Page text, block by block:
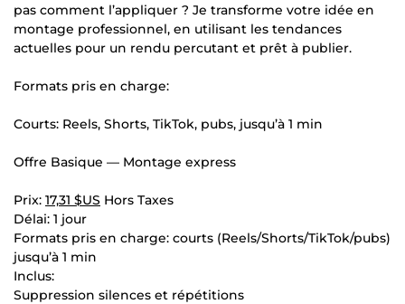
pas comment l’appliquer ? Je transforme votre idée en
montage professionnel, en utilisant les tendances
actuelles pour un rendu percutant et prêt à publier.
Formats pris en charge:
Courts: Reels, Shorts, TikTok, pubs, jusqu’à 1 min
Offre Basique — Montage express
Prix: 17,31 $US Hors Taxes
Délai: 1 jour
Formats pris en charge: courts (Reels/Shorts/TikTok/pubs)
jusqu’à 1 min
Inclus:
Suppression silences et répétitions